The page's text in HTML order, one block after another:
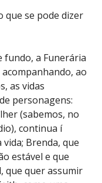
que se pode dizer
fundo, a Funerária
ao
as vidas
personagens:
(sabemos, no
continua í
Brenda, que
estável e que
que quer assumir